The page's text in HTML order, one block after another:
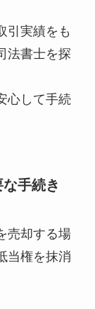
引実績をも
法書士を探
心して手続
手続き
売却する場
当権を抹消